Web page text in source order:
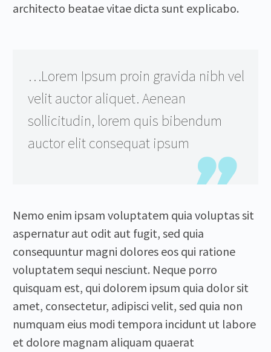
architecto beatae vitae dicta sunt explicabo.
…Lorem Ipsum proin gravida nibh vel
velit auctor aliquet. Aenean
sollicitudin, lorem quis bibendum
auctor elit consequat ipsum
Nemo enim ipsam voluptatem quia voluptas sit
aspernatur aut odit aut fugit, sed quia
consequuntur magni dolores eos qui ratione
voluptatem sequi nesciunt. Neque porro
quisquam est, qui dolorem ipsum quia dolor sit
amet, consectetur, adipisci velit, sed quia non
numquam eius modi tempora incidunt ut labore
et dolore magnam aliquam quaerat